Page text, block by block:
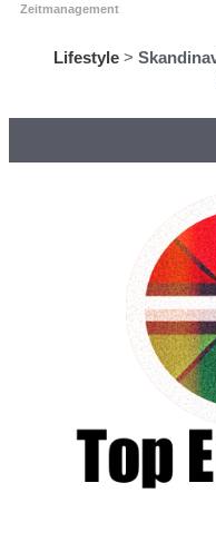
Zeitmanagement
Lifestyle >